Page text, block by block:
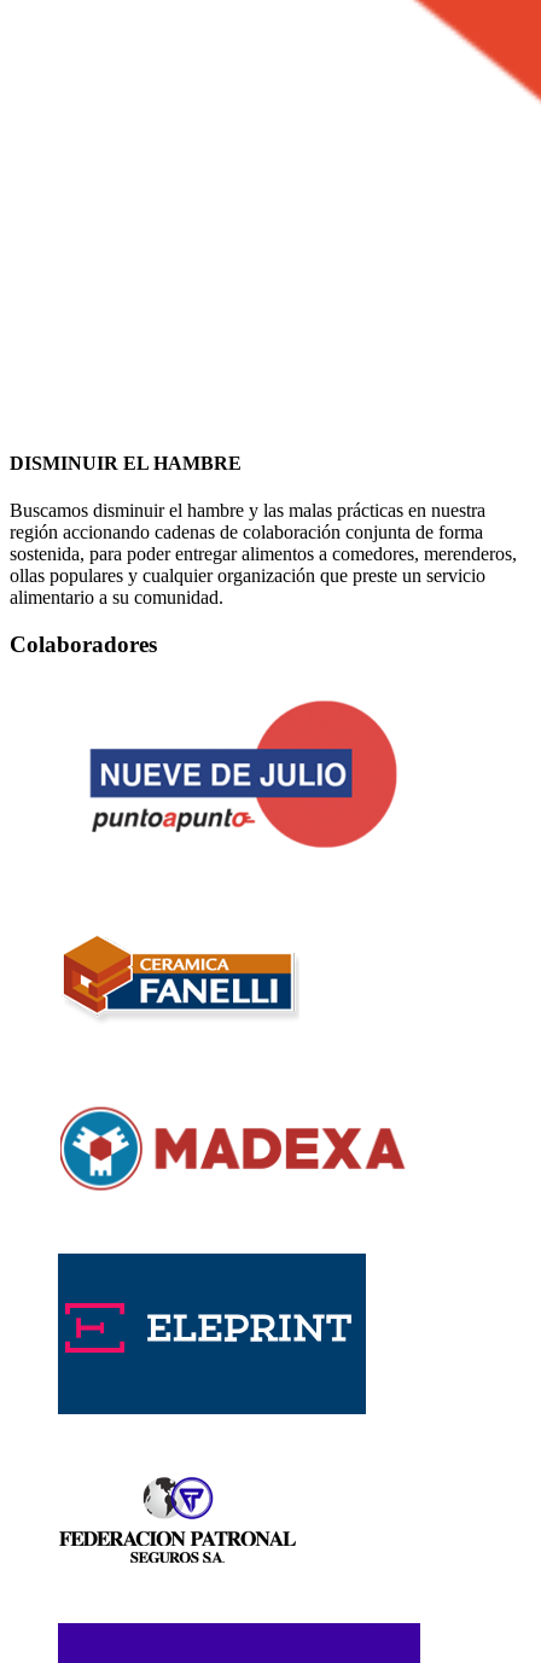
DISMINUIR EL HAMBRE
Buscamos disminuir el hambre y las malas prácticas en nuestra
región accionando cadenas de colaboración conjunta de forma
sostenida, para poder entregar alimentos a comedores, merenderos,
ollas populares y cualquier organización que preste un servicio
alimentario a su comunidad.
Colaboradores